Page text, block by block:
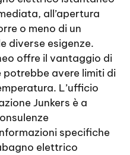
all’apertura
o meno di un
diverse esigenze.
offre il vantaggio di
avere limiti di
L’ufficio
Junkers è a
specifiche
elettrico